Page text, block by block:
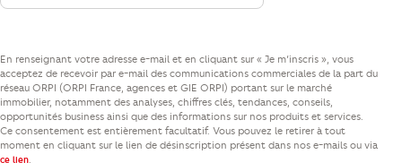
En renseignant votre adresse e-mail et en cliquant sur « Je m’inscris », vous
acceptez de recevoir par e-mail des communications commerciales de la part du
réseau ORPI (ORPI France, agences et GIE ORPI) portant sur le marché
immobilier, notamment des analyses, chiffres clés, tendances, conseils,
opportunités business ainsi que des informations sur nos produits et services.
Ce consentement est entièrement facultatif. Vous pouvez le retirer à tout
moment en cliquant sur le lien de désinscription présent dans nos e-mails ou via
ce lien.